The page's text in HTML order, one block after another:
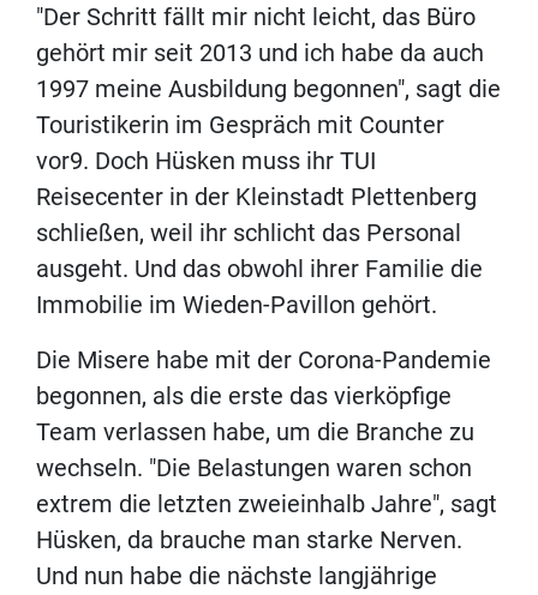
"Der Schritt fällt mir nicht leicht, das Büro
gehört mir seit 2013 und ich habe da auch
1997 meine Ausbildung begonnen", sagt die
Touristikerin im Gespräch mit Counter
vor9. Doch Hüsken muss ihr TUI
Reisecenter in der Kleinstadt Plettenberg
schließen, weil ihr schlicht das Personal
ausgeht. Und das obwohl ihrer Familie die
Immobilie im Wieden-Pavillon gehört.
Die Misere habe mit der Corona-Pandemie
begonnen, als die erste das vierköpfige
Team verlassen habe, um die Branche zu
wechseln. "Die Belastungen waren schon
extrem die letzten zweieinhalb Jahre", sagt
Hüsken, da brauche man starke Nerven.
Und nun habe die nächste langjährige